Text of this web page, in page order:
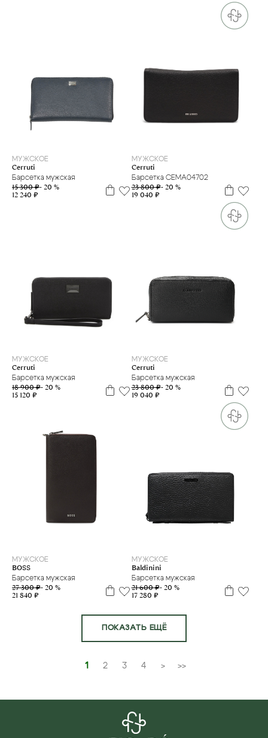
МУЖСКОЕ
Cerruti
Барсетка мужская
15 300 ₽- 20 %
12 240 ₽
МУЖСКОЕ
Cerruti
Барсетка CEMA04702
23 800 ₽- 20 %
19 040 ₽
МУЖСКОЕ
Cerruti
Барсетка мужская
18 900 ₽- 20 %
15 120 ₽
МУЖСКОЕ
Cerruti
Барсетка мужская
23 800 ₽- 20 %
19 040 ₽
МУЖСКОЕ
BOSS
Барсетка мужская
27 300 ₽- 20 %
21 840 ₽
МУЖСКОЕ
Baldinini
Барсетка мужская
21 600 ₽- 20 %
17 280 ₽
ПОКАЗАТЬ ЕЩЁ
1 2 3 4 > >>